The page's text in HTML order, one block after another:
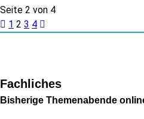
Seite 2 von 4
1 2 3 4
Fachliches
Bisherige Themenabende